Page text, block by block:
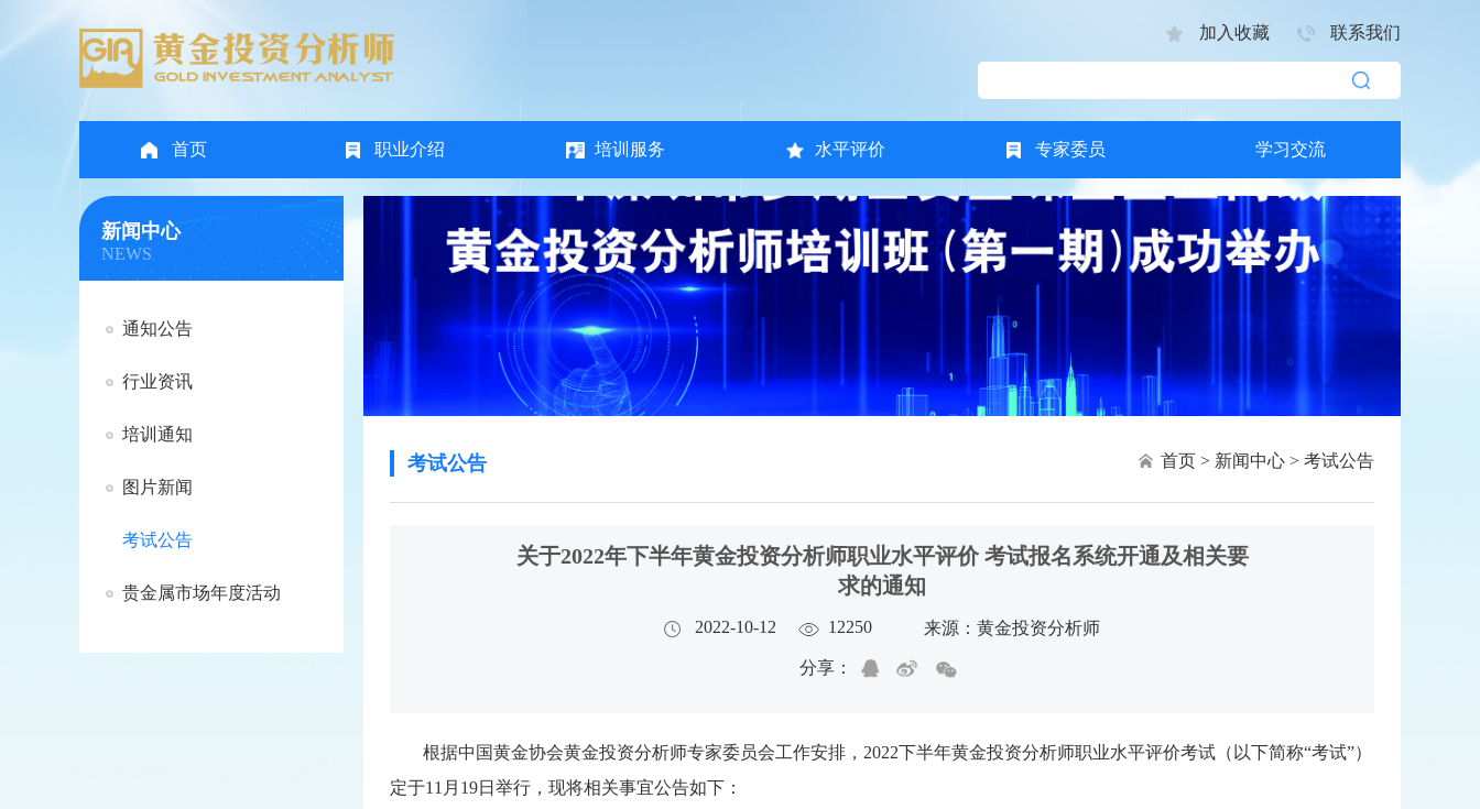
加入收藏 联系我们
首页 职业介绍 培训服务 水平评价 专家委员 学习交流
新闻中心
NEWS
通知公告
行业资讯
培训通知
图片新闻
考试公告
贵金属市场年度活动
考试公告 首页 > 新闻中心 > 考试公告
关于2022年下半年黄金投资分析师职业水平评价 考试报名系统开通及相关要
求的通知
2022-10-12 12250 来源：黄金投资分析师
分享：
根据中国黄金协会黄金投资分析师专家委员会工作安排，2022下半年黄金投资分析师职业水平评价考试（以下简称“考试”）
定于11月19日举行，现将相关事宜公告如下：